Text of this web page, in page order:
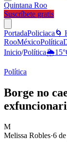
Quintana Roo
Suscríbete gratis
PortadaPoliciaca 🌀
RooMéxicoPolítica
Inicio/Política🌦️15
Política
Borge no
M
Melissa Robles·6